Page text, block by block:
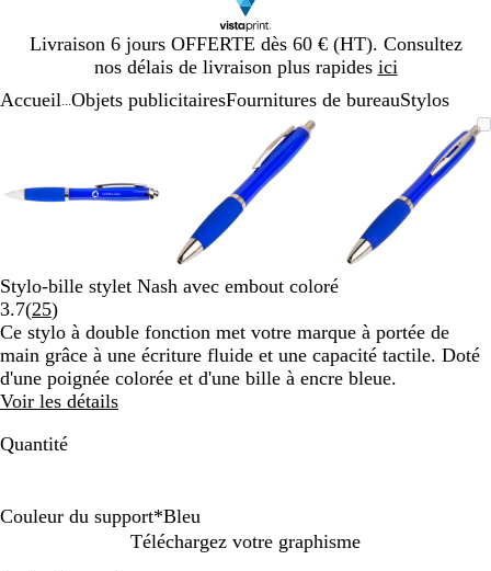
Livraison 6 jours OFFERTE dès 60 € (HT). Consultez
nos délais de livraison plus rapides ici
Diapositive
1
Accueil Objets publicitairesFournitures de bureauStylos
plus
zoomer
les
touches
fléchées
pour
Image
zoomable
Zoom
minimum
Cliquez
pour
développer
Utilisez
les
touches
plus
et
zoomer
les
touches
fléchées
zoomable
minimum
pour
touches
plus
et
les
touches
3
Stylo-bille stylet Nash avec embout coloré
3.7(25Lire
les
25
avis
)
Ce stylo à double fonction met votre marque à portée de
main grâce à une écriture fluide et une capacité tactile. Doté
d'une poignée colorée et d'une bille à encre bleue.
Voir les détails
Quantité
Couleur du support*Bleu
Téléchargez votre graphisme